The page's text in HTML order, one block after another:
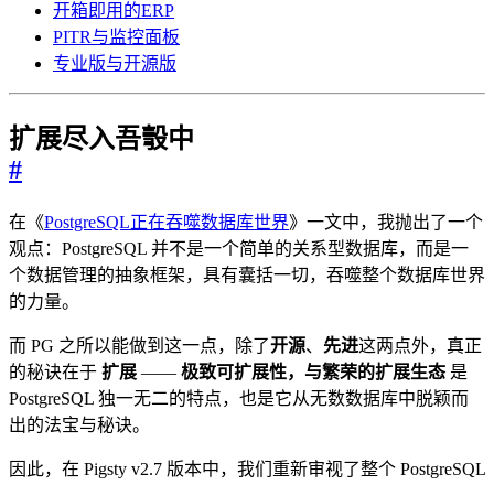
开箱即用的ERP
PITR与监控面板
专业版与开源版
扩展尽入吾彀中
#
在《PostgreSQL正在吞噬数据库世界》一文中，我抛出了一个
观点：PostgreSQL 并不是一个简单的关系型数据库，而是一
个数据管理的抽象框架，具有囊括一切，吞噬整个数据库世界
的力量。
而 PG 之所以能做到这一点，除了开源、 先进这两点外，真正
的秘诀在于 扩展 —— 极致可扩展性，与繁荣的扩展生态 是
PostgreSQL 独一无二的特点，也是它从无数数据库中脱颖而
出的法宝与秘诀。
因此，在 Pigsty v2.7 版本中，我们重新审视了整个 PostgreSQL